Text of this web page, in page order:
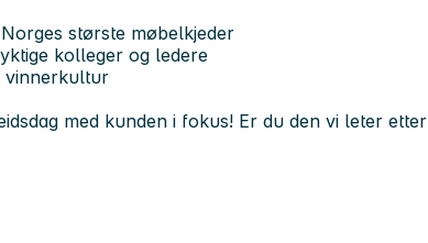
største møbelkjeder
kolleger og ledere
vinnerkultur
med kunden i fokus! Er du den vi leter etter